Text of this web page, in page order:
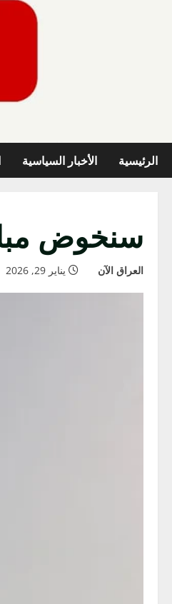
الرئيسية الأخبار السياسية
سنخوض
العراق الآن يناير 29, 2026